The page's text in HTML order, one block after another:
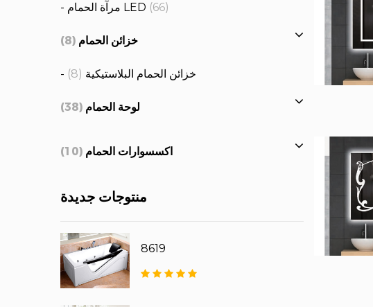
- مرآة الحمام LED (66)
خزائن الحمام (8)
- خزائن الحمام البلاستيكية (8)
لوحة الحمام (38)
اكسسوارات الحمام (10)
منتوجات جديدة
8619